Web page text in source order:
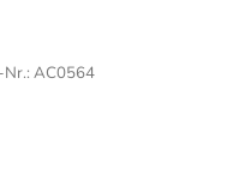
u
AC0564